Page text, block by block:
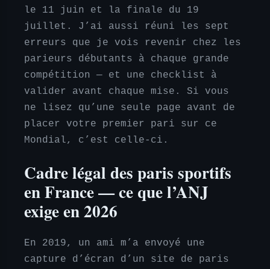
le 11 juin et la finale du 19
juillet. J’ai aussi réuni les sept
erreurs que je vois revenir chez les
parieurs débutants à chaque grande
compétition — et une checklist à
valider avant chaque mise. Si vous
ne lisez qu’une seule page avant de
placer votre premier pari sur ce
Mondial, c’est celle-ci.
Cadre légal des paris sportifs
en France — ce que l’ANJ
exige en 2026
En 2019, un ami m’a envoyé une
capture d’écran d’un site de paris